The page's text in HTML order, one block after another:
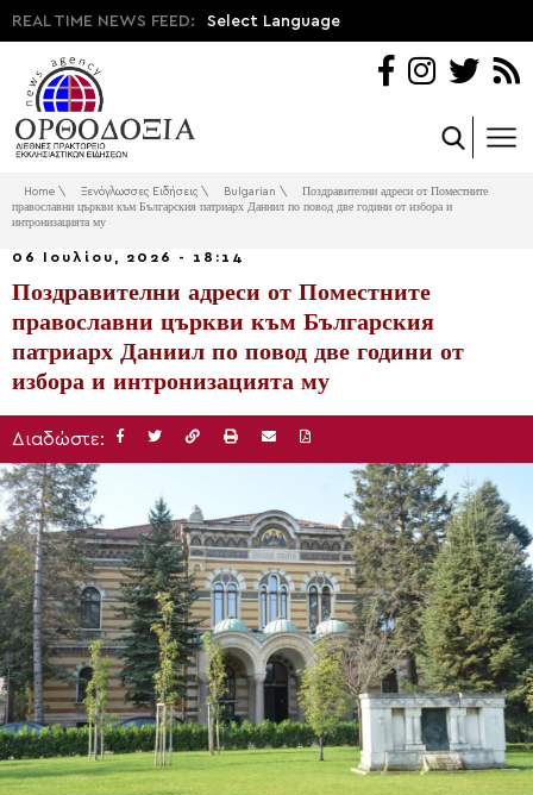
REAL TIME NEWS FEED: Select Language
Home \ Ξενόγλωσσες Ειδήσεις \ Bulgarian \
Поздравителни адреси от Поместните
православни църкви към Българския патриарх Даниил по повод две години от избора и
интронизацията му
06 Ιουλίου, 2026 - 18:14
Поздравителни адреси от Поместните
православни църкви към Българския
патриарх Даниил по повод две години от
избора и интронизацията му
Διαδώστε: